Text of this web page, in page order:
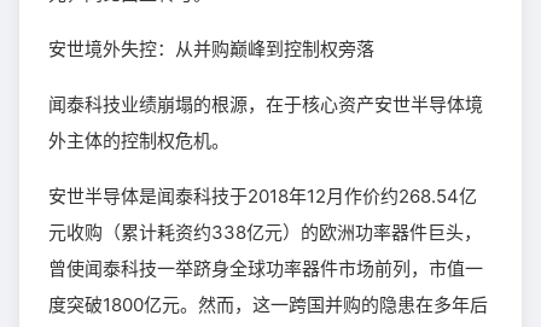
安世境外失控：从并购巅峰到控制权旁落
闻泰科技业绩崩塌的根源，在于核心资产安世半导体境
外主体的控制权危机。
安世半导体是闻泰科技于2018年12月作价约268.54亿
元收购（累计耗资约338亿元）的欧洲功率器件巨头，
曾使闻泰科技一举跻身全球功率器件市场前列，市值一
度突破1800亿元。然而，这一跨国并购的隐患在多年后